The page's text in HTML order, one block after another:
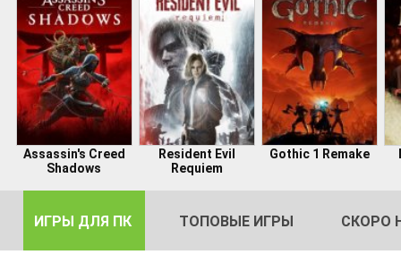
Assassin's Creed
Shadows
Resident Evil
Requiem
Gothic 1 Remake
ИГРЫ ДЛЯ ПК ТОПОВЫЕ ИГРЫ СКОРО